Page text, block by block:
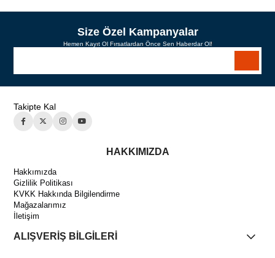
Size Özel Kampanyalar
Hemen Kayıt Ol Fırsatlardan Önce Sen Haberdar Ol!
Takipte Kal
HAKKIMIZDA
Hakkımızda
Gizlilik Politikası
KVKK Hakkında Bilgilendirme
Mağazalarımız
İletişim
ALIŞVERİŞ BİLGİLERİ